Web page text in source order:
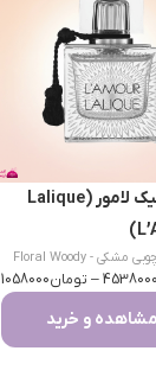
عطر لالیک لامور (Lalique
گلی چوبی مشکی - Floral Woody
4538000
– تومان1058000
مشاهده و خرید